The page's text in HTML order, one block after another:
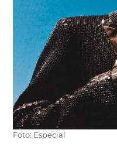
Foto: Especial